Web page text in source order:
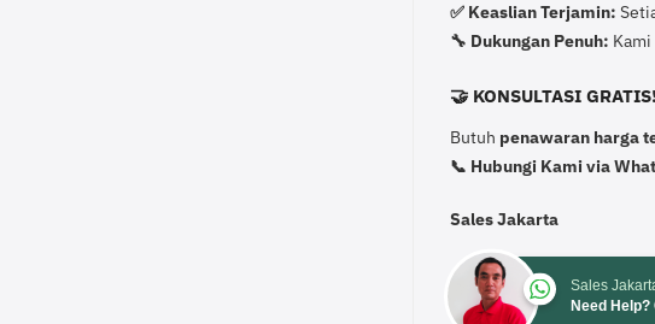
✅ Keaslian Terjamin:
🔧 Dukungan Penuh:
🤝 KONSULTASI GRATIS!
Butuh penawaran harga
📞 Hubungi Kami via
Sales Jakarta
Sales
Need Help?